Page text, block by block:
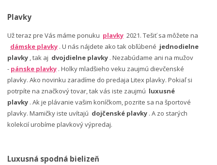
Plavky
Už teraz pre Vás máme ponuku plavky 2021. Tešiť sa môžete na
dámske plavky . U nás nájdete ako tak obľúbené jednodielne
plavky , tak aj dvojdielne plavky . Nezabúdame ani na mužov
- pánske plavky . Holky mladšieho veku zaujmú dievčenské
plavky. Ako novinku zaradíme do predaja Litex plavky. Pokiaľ si
potrpíte na značkový tovar, tak vás iste zaujmú luxusné
plavky . Ak je plávanie vašim koníčkom, pozrite sa na športové
plavky. Mamičky iste uvítajú dojčenské plavky . A zo starých
kolekcií urobíme plavkový výpredaj.
Luxusná spodná bielizeň